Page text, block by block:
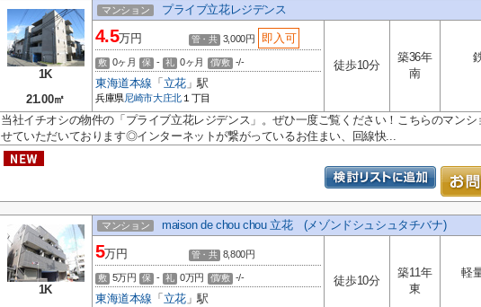
1K
21.00㎡
マンション プライブ立花レジデンス
4.5万円 管・共 3,000円 即入可
敷 0ヶ月 保 - 礼 0ヶ月 償/敷 -/-
東海道本線 「 立花」駅
兵庫県尼崎市大庄北１丁目
徒歩10分
築36年
南
当社イチオシの物件の「プライブ立花レジデンス」。ぜひ一度ご覧ください！こちらのマンシ
せていただいております◎インターネットが繋がっているお住まい、回線快...
1K
マンション maison de chou chou 立花 (メゾンドシュシュタチバナ)
5万円 管・共 8,800円
敷 5万円 保 - 礼 0万円 償/敷 -/-
東海道本線 「 立花」駅
徒歩10分
築11年
東
軽